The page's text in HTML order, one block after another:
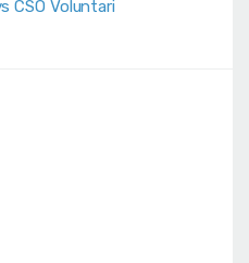
CSO Voluntari